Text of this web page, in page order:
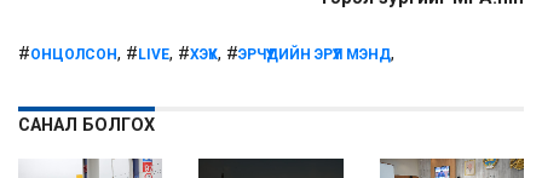
#ОНЦОЛСОН, #LIVE, #ХЭҮК, #ЭРЧҮҮДИЙН ЭРҮҮЛ МЭНД,
САНАЛ БОЛГОХ